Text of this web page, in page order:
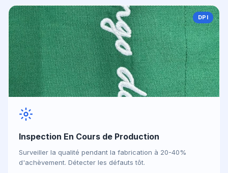
DPI
Inspection En Cours de Production
Surveiller la qualité pendant la fabrication à 20-40%
d'achèvement. Détecter les défauts tôt.